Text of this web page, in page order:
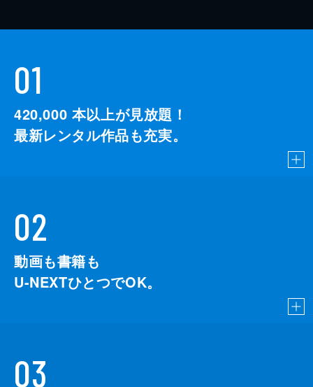
01
420,000 本以上が見放題！
最新レンタル作品も充実。
02
動画も書籍も
U-NEXTひとつでOK。
03